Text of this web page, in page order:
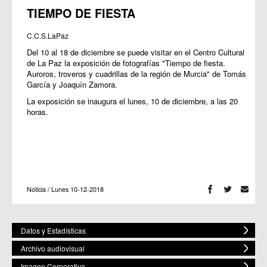
TIEMPO DE FIESTA
C.C.S.LaPaz
Del 10 al 18 de diciembre se puede visitar en el Centro Cultural
de La Paz la exposición de fotografías "Tiempo de fiesta.
Auroros, troveros y cuadrillas de la región de Murcia" de Tomás
García y Joaquín Zamora.
La exposición se inaugura el lunes, 10 de diciembre, a las 20
horas.
Noticia / Lunes 10-12-2018
Datos y Estadísticas
Archivo audiovisual